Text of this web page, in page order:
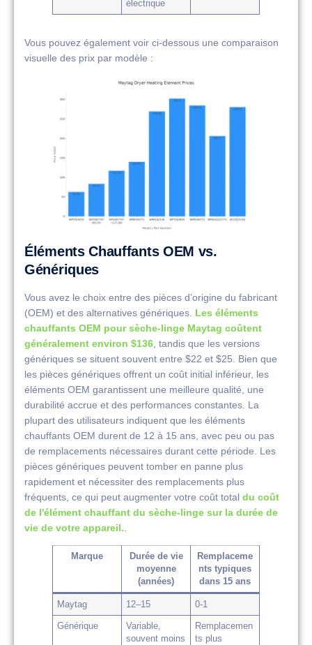
électrique
Vous pouvez également voir ci-dessous une comparaison
visuelle des prix par modèle :
Éléments Chauffants OEM vs.
Génériques
Vous avez le choix entre des pièces d’origine du fabricant
(OEM) et des alternatives génériques. Les éléments
chauffants OEM pour sèche-linge Maytag coûtent
généralement environ $136 , tandis que les versions
génériques se situent souvent entre $22 et $25. Bien que
les pièces génériques offrent un coût initial inférieur, les
éléments OEM garantissent une meilleure qualité, une
durabilité accrue et des performances constantes. La
plupart des utilisateurs indiquent que les éléments
chauffants OEM durent de 12 à 15 ans, avec peu ou pas
de remplacements nécessaires durant cette période. Les
pièces génériques peuvent tomber en panne plus
rapidement et nécessiter des remplacements plus
fréquents, ce qui peut augmenter votre coût total du coût
de l'élément chauffant du sèche-linge sur la durée de
vie de votre appareil.
Marque
Durée de vie
moyenne
(années)
Remplaceme
nts typiques
dans 15 ans
Maytag 12–15 0-1
Générique
Variable,
souvent moins
Remplacemen
ts plus